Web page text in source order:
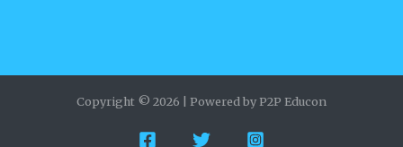
Copyright © 2026 | Powered by P2P Educon